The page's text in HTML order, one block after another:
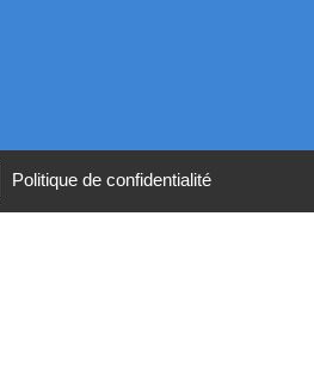
Politique de confidentialité